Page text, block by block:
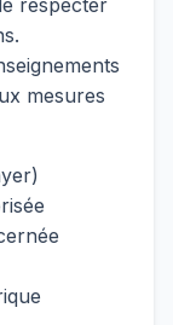
respecter
mesures